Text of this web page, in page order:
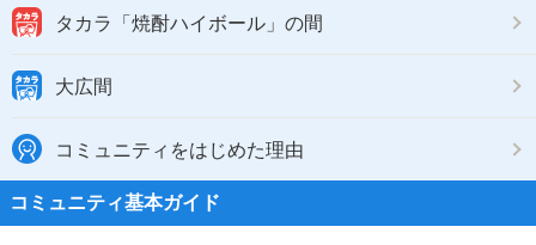
タカラ「焼酎ハイボール」の間
大広間
コミュニティをはじめた理由
コミュニティ基本ガイド